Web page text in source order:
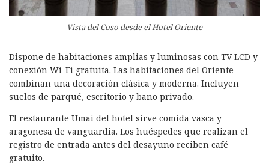
Vista del Coso desde el Hotel Oriente
Dispone de habitaciones amplias y luminosas con TV LCD y
conexión Wi-Fi gratuita. Las habitaciones del Oriente
combinan una decoración clásica y moderna. Incluyen
suelos de parqué, escritorio y baño privado.
El restaurante Umai del hotel sirve comida vasca y
aragonesa de vanguardia. Los huéspedes que realizan el
registro de entrada antes del desayuno reciben café
gratuito.